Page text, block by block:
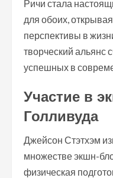
Ричи стала
для обоих,
перспективы в
творческий альянс
успешных в
Участие в
Голливуда
Джейсон Стэтхэм
множестве экшн-
физическая